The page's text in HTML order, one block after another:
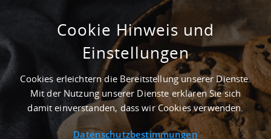
ERSTBEZUG - 50.000 M² GEWERBEHALLE IN
TETEROW NAHE GÜTERVERKEHRSZENTRUM
GVZ ROSTOCK - LANDKREIS ROSTOCK
Startseite/ Immobiliensuche/ Detailansicht
Cookie Hinweis und
Einstellungen
Cookies erleichtern die Bereitstellung unserer Dienste.
Mit der Nutzung unserer Dienste erklären Sie sich
damit einverstanden, dass wir Cookies verwenden.
Datenschutzbestimmungen